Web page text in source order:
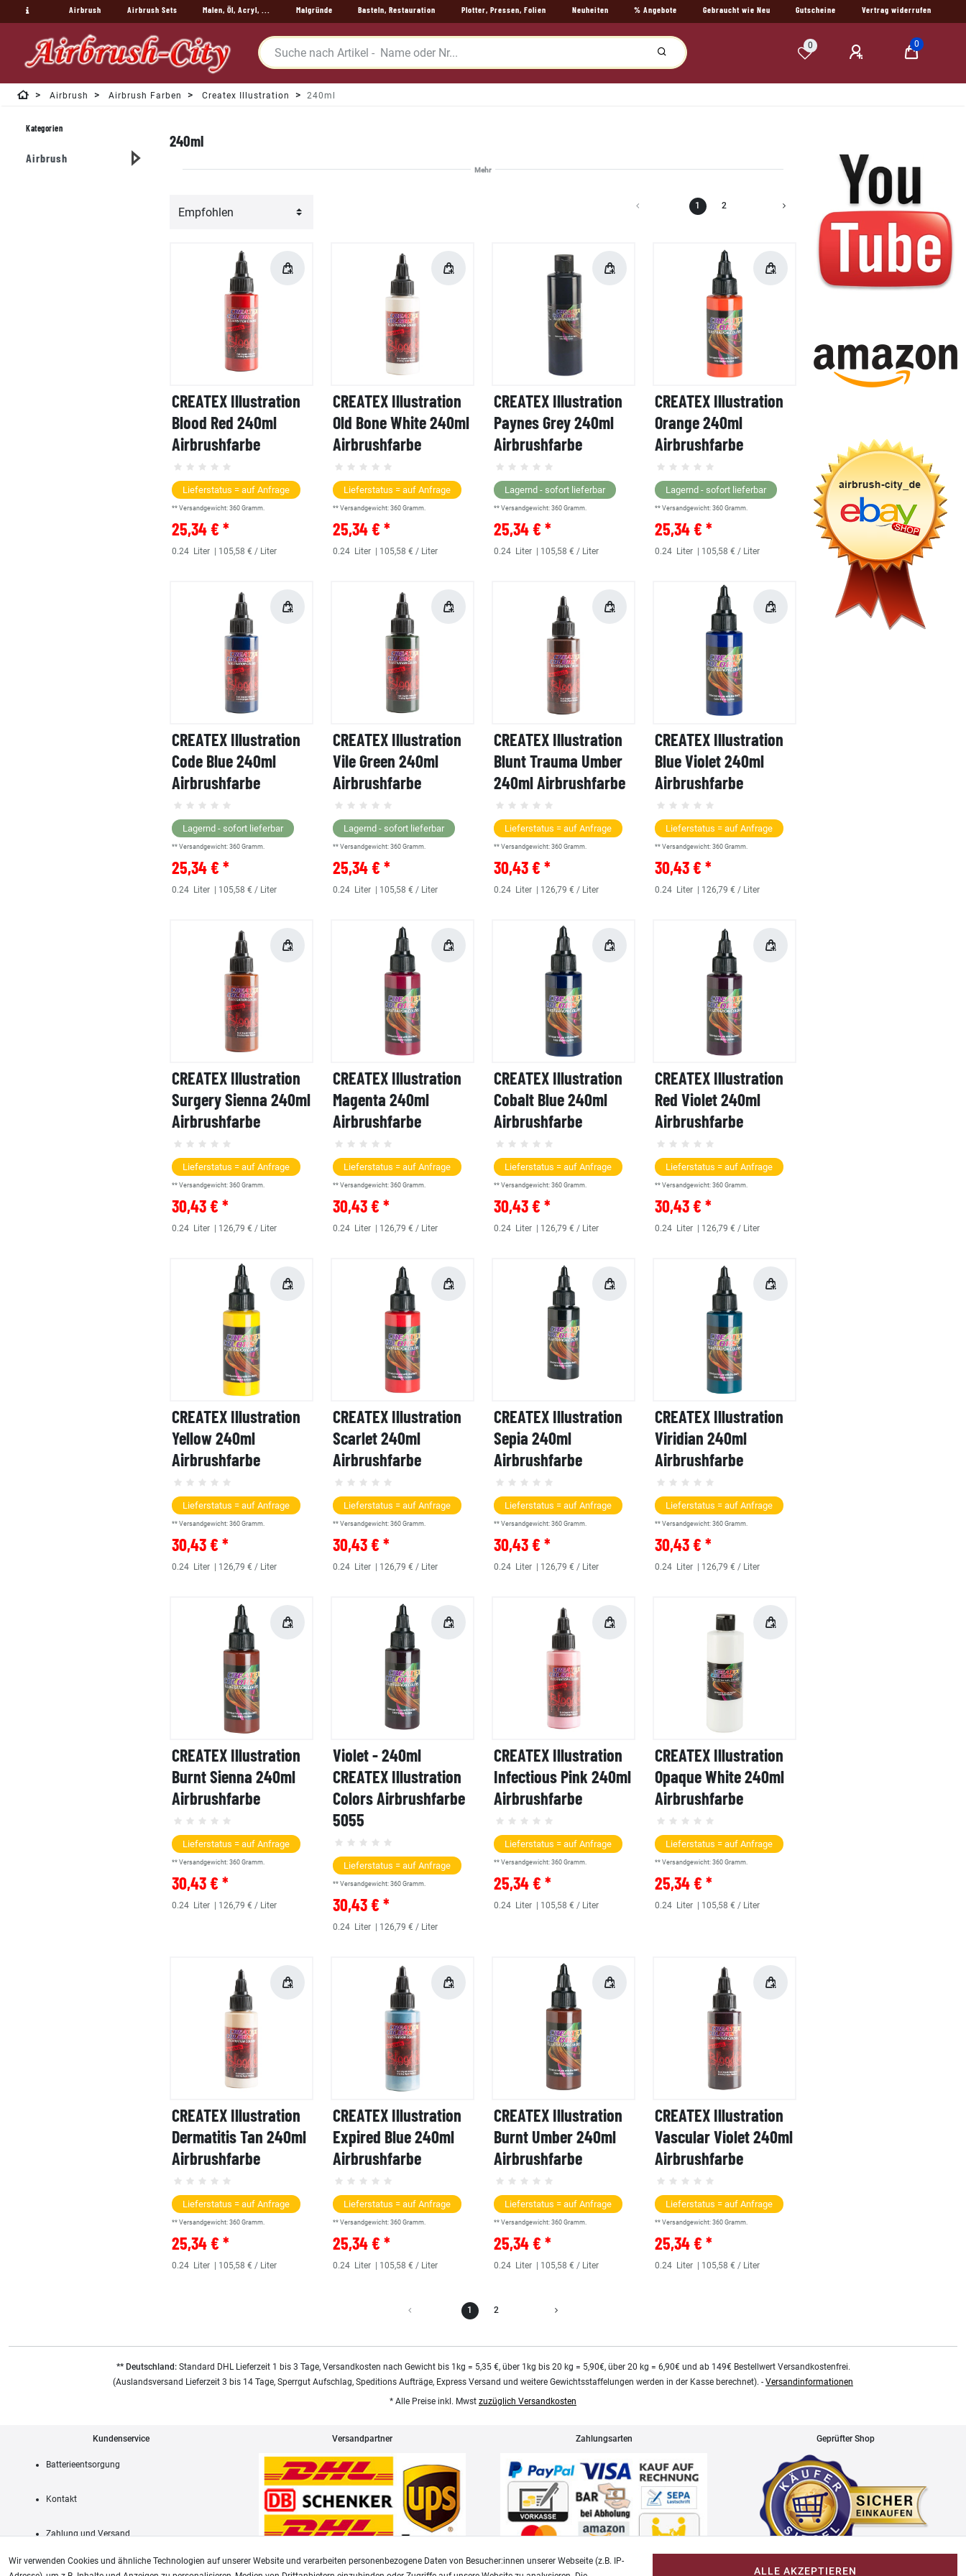
Airbrush Airbrush Sets Malen, Öl, Acryl, ... Malgründe Basteln, Restauration Plotter, Pressen, Folien Neuheiten % Angebote Gebraucht wie Neu Gutscheine Vertrag widerrufen
0 0
Airbrush Airbrush Farben Createx Illustration 240ml
240ml
1 2
CREATEX Illustration
Blood Red 240ml
Airbrushfarbe
Lieferstatus = auf Anfrage
** Versandgewicht: 360 Gramm.
25,34 € *
0.24 Liter | 105,58 € / Liter
CREATEX Illustration
Old Bone White 240ml
Airbrushfarbe
Lieferstatus = auf Anfrage
** Versandgewicht: 360 Gramm.
25,34 € *
0.24 Liter | 105,58 € / Liter
CREATEX Illustration
Paynes Grey 240ml
Airbrushfarbe
Lagernd - sofort lieferbar
** Versandgewicht: 360 Gramm.
25,34 € *
0.24 Liter | 105,58 € / Liter
CREATEX Illustration
Orange 240ml
Airbrushfarbe
Lagernd - sofort lieferbar
** Versandgewicht: 360 Gramm.
25,34 € *
0.24 Liter | 105,58 € / Liter
CREATEX Illustration
Code Blue 240ml
Airbrushfarbe
Lagernd - sofort lieferbar
** Versandgewicht: 360 Gramm.
25,34 € *
0.24 Liter | 105,58 € / Liter
CREATEX Illustration
Vile Green 240ml
Airbrushfarbe
Lagernd - sofort lieferbar
** Versandgewicht: 360 Gramm.
25,34 € *
0.24 Liter | 105,58 € / Liter
CREATEX Illustration
Blunt Trauma Umber
240ml Airbrushfarbe
Lieferstatus = auf Anfrage
** Versandgewicht: 360 Gramm.
30,43 € *
0.24 Liter | 126,79 € / Liter
CREATEX Illustration
Blue Violet 240ml
Airbrushfarbe
Lieferstatus = auf Anfrage
** Versandgewicht: 360 Gramm.
30,43 € *
0.24 Liter | 126,79 € / Liter
CREATEX Illustration
Surgery Sienna 240ml
Airbrushfarbe
Lieferstatus = auf Anfrage
** Versandgewicht: 360 Gramm.
30,43 € *
0.24 Liter | 126,79 € / Liter
CREATEX Illustration
Magenta 240ml
Airbrushfarbe
Lieferstatus = auf Anfrage
** Versandgewicht: 360 Gramm.
30,43 € *
0.24 Liter | 126,79 € / Liter
CREATEX Illustration
Cobalt Blue 240ml
Airbrushfarbe
Lieferstatus = auf Anfrage
** Versandgewicht: 360 Gramm.
30,43 € *
0.24 Liter | 126,79 € / Liter
CREATEX Illustration
Red Violet 240ml
Airbrushfarbe
Lieferstatus = auf Anfrage
** Versandgewicht: 360 Gramm.
30,43 € *
0.24 Liter | 126,79 € / Liter
CREATEX Illustration
Yellow 240ml
Airbrushfarbe
Lieferstatus = auf Anfrage
** Versandgewicht: 360 Gramm.
30,43 € *
0.24 Liter | 126,79 € / Liter
CREATEX Illustration
Scarlet 240ml
Airbrushfarbe
Lieferstatus = auf Anfrage
** Versandgewicht: 360 Gramm.
30,43 € *
0.24 Liter | 126,79 € / Liter
CREATEX Illustration
Sepia 240ml
Airbrushfarbe
Lieferstatus = auf Anfrage
** Versandgewicht: 360 Gramm.
30,43 € *
0.24 Liter | 126,79 € / Liter
CREATEX Illustration
Viridian 240ml
Airbrushfarbe
Lieferstatus = auf Anfrage
** Versandgewicht: 360 Gramm.
30,43 € *
0.24 Liter | 126,79 € / Liter
CREATEX Illustration
Burnt Sienna 240ml
Airbrushfarbe
Lieferstatus = auf Anfrage
** Versandgewicht: 360 Gramm.
30,43 € *
0.24 Liter | 126,79 € / Liter
Violet - 240ml
CREATEX Illustration
Colors Airbrushfarbe
5055
Lieferstatus = auf Anfrage
** Versandgewicht: 360 Gramm.
30,43 € *
0.24 Liter | 126,79 € / Liter
CREATEX Illustration
Infectious Pink 240ml
Airbrushfarbe
Lieferstatus = auf Anfrage
** Versandgewicht: 360 Gramm.
25,34 € *
0.24 Liter | 105,58 € / Liter
CREATEX Illustration
Opaque White 240ml
Airbrushfarbe
Lieferstatus = auf Anfrage
** Versandgewicht: 360 Gramm.
25,34 € *
0.24 Liter | 105,58 € / Liter
CREATEX Illustration
Dermatitis Tan 240ml
Airbrushfarbe
Lieferstatus = auf Anfrage
** Versandgewicht: 360 Gramm.
25,34 € *
0.24 Liter | 105,58 € / Liter
CREATEX Illustration
Expired Blue 240ml
Airbrushfarbe
Lieferstatus = auf Anfrage
** Versandgewicht: 360 Gramm.
25,34 € *
0.24 Liter | 105,58 € / Liter
CREATEX Illustration
Burnt Umber 240ml
Airbrushfarbe
Lieferstatus = auf Anfrage
** Versandgewicht: 360 Gramm.
25,34 € *
0.24 Liter | 105,58 € / Liter
CREATEX Illustration
Vascular Violet 240ml
Airbrushfarbe
Lieferstatus = auf Anfrage
** Versandgewicht: 360 Gramm.
25,34 € *
0.24 Liter | 105,58 € / Liter
1 2
Kategorien
Airbrush
** Deutschland:Standard DHL Lieferzeit 1 bis 3 Tage, Versandkosten nach Gewicht bis 1kg = 5,35 €, über 1kg bis 20 kg = 5,90€, über 20 kg = 6,90€ und ab 149€ Bestellwert Versandkostenfrei.
(Auslandsversand Lieferzeit 3 bis 14 Tage, Sperrgut Aufschlag, Speditions Aufträge, Express Versand und weitere Gewichtsstaffelungen werden in der Kasse berechnet). - Versandinformationen
* Alle Preise inkl. Mwst zuzüglich Versandkosten
Kundenservice
Batterieentsorgung
Kontakt
Zahlung und Versand
Versandpartner Zahlungsarten Geprüfter Shop
Wir verwenden Cookies und ähnliche Technologien auf unserer Website und verarbeiten personenbezogene Daten von Besucher:innen unserer Webseite (z.B. IP-
ALLE AKZEPTIEREN